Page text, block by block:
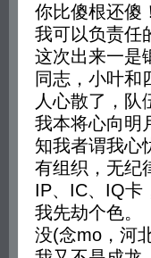
你比傻根还傻！
我可以负责任
这次出来一是
同志，小叶和
人心散了，队
我本将心向明
知我者谓我心
有组织，无纪
IP、IC、IQ卡
我先劫个色。
没(念mo，河